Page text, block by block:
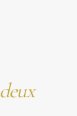
deux